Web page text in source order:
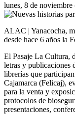
lunes, 8 de noviembre
ALAC | Yanacocha,
desde hace 6 años la
El Pasaje La Cultura,
letras y publicaciones
librerías que
Cajamarca (Felicaj),
para la venta y
protocolos de
presentaciones,